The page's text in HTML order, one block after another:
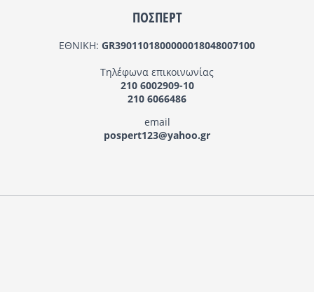
ΠΟΣΠΕΡΤ
ΕΘΝΙΚΗ: GR3901101800000018048007100
Τηλέφωνα επικοινωνίας
210 6002909-10
210 6066486
email
pospert123@yahoo.gr